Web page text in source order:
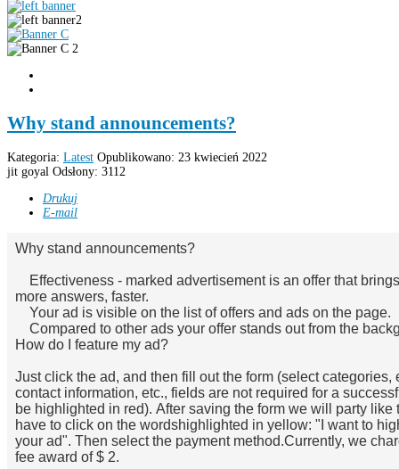
Why stand announcements?
Kategoria: Latest Opublikowano: 23 kwiecień 2022
jit goyal Odsłony: 3112
Drukuj
E-mail
Why stand announcements?
Effectiveness - marked advertisement is an offer that brings
more answers, faster.
Your ad is visible on the list of offers and ads on the page.
Compared to other ads your offer stands out from the
How do I
feature my ad?
Just click the ad, and then fill out the form (select categories,
contact information, etc., fields are not required for a
be highlighted in red). After saving the form we will party like
have to click on the wordshighlighted in yellow: "I want to
your ad". Then select the payment method.Currently, we
fee award of $ 2.